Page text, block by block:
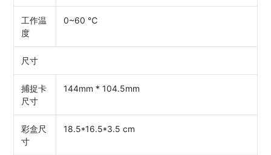
工作温
度
0~60 ℃
尺寸
捕捉卡
尺寸
144mm * 104.5mm
彩盒尺
寸
18.5*16.5*3.5 cm